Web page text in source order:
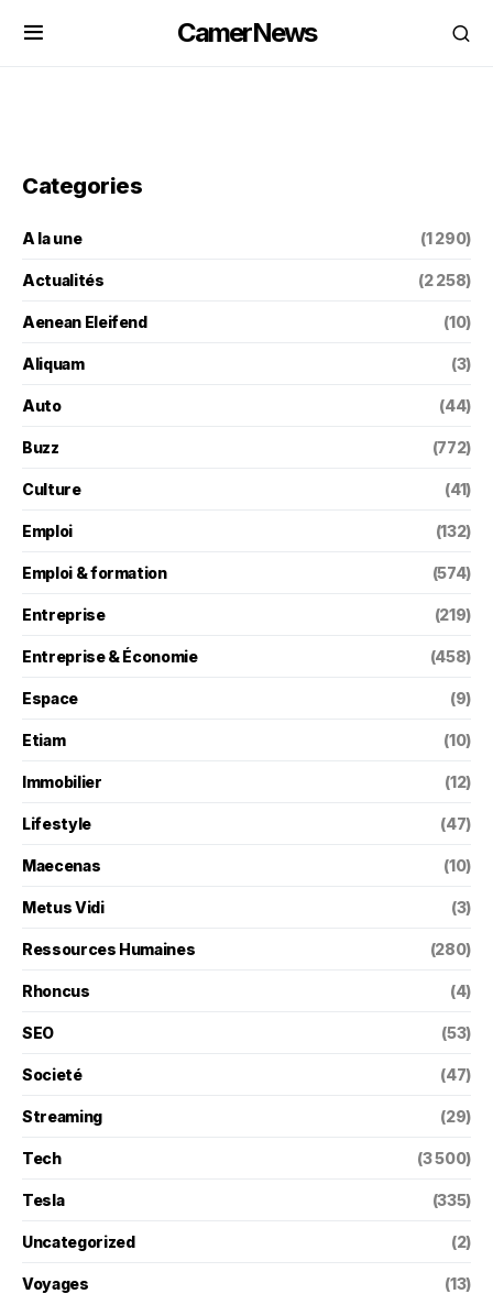
CamerNews
Categories
A la une (1 290)
Actualités (2 258)
Aenean Eleifend (10)
Aliquam (3)
Auto (44)
Buzz (772)
Culture (41)
Emploi (132)
Emploi & formation (574)
Entreprise (219)
Entreprise & Économie (458)
Espace (9)
Etiam (10)
Immobilier (12)
Lifestyle (47)
Maecenas (10)
Metus Vidi (3)
Ressources Humaines (280)
Rhoncus (4)
SEO (53)
Societé (47)
Streaming (29)
Tech (3 500)
Tesla (335)
Uncategorized (2)
Voyages (13)